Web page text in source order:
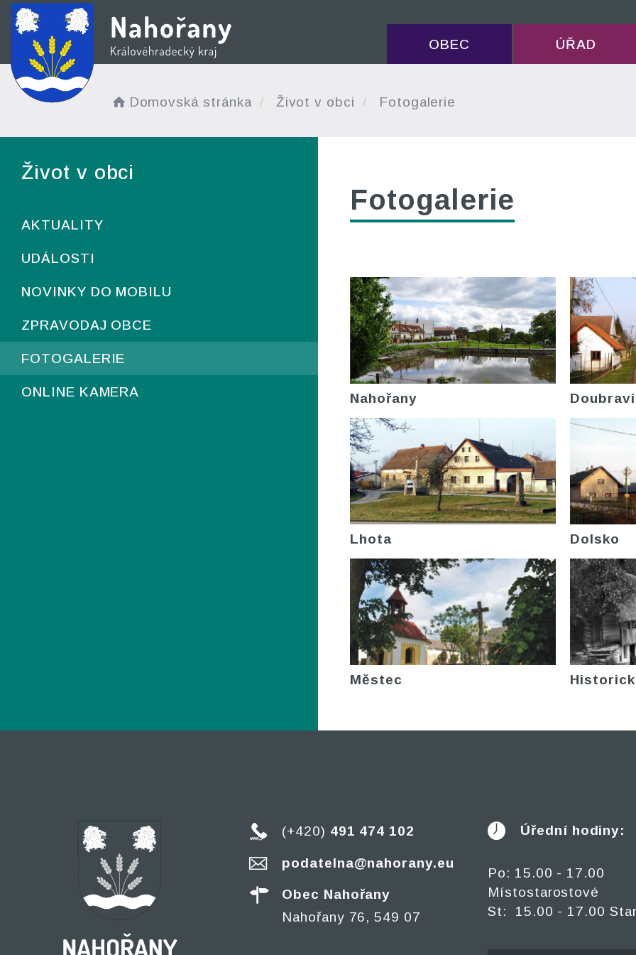
OBEC ÚŘAD
Domovská stránka Život v obci Fotogalerie
Život v obci
AKTUALITY
UDÁLOSTI
NOVINKY DO MOBILU
ZPRAVODAJ OBCE
FOTOGALERIE
ONLINE KAMERA
Fotogalerie
Nahořany
Lhota Dolsko
Městec
(+420) 491 474 102
podatelna@nahorany.eu
Obec Nahořany
Nahořany 76, 549 07
Úřední hodiny:
Po: 15.00 - 17.00
Místostarostové
St: 15.00 - 17.00